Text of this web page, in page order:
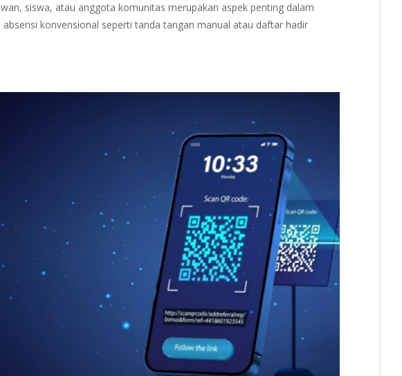
siswa, atau anggota komunitas merupakan aspek penting dalam
konvensional seperti tanda tangan manual atau daftar hadir